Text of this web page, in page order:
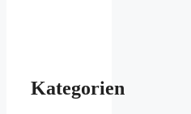
Kategorien